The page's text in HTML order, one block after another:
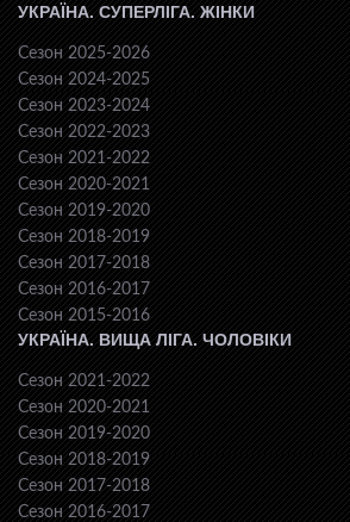
УКРАЇНА. СУПЕРЛІГА. ЖІНКИ
Сезон 2025-2026
Сезон 2024-2025
Сезон 2023-2024
Сезон 2022-2023
Сезон 2021-2022
Сезон 2020-2021
Сезон 2019-2020
Сезон 2018-2019
Сезон 2017-2018
Сезон 2016-2017
Сезон 2015-2016
УКРАЇНА. ВИЩА ЛІГА. ЧОЛОВІКИ
Сезон 2021-2022
Сезон 2020-2021
Сезон 2019-2020
Сезон 2018-2019
Сезон 2017-2018
Сезон 2016-2017